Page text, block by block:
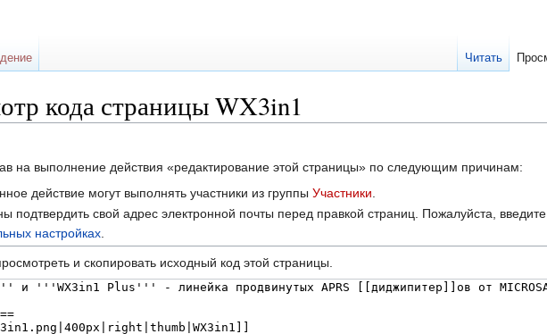
кода страницы WX3in1
на выполнение действия «редактирование этой страницы» по следующим причинам:
действие могут выполнять участники из группыУчастники
подтвердить свой адрес электронной почты перед правкой страниц. Пожалуйста,
настройках
и скопировать исходный код этой страницы.
Читать